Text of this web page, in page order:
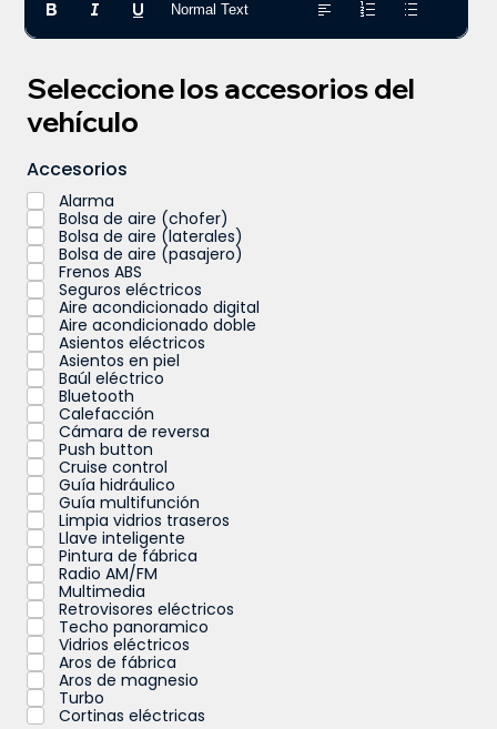
Normal Text
Seleccione los accesorios del
vehículo
Accesorios
Alarma
Bolsa de aire (chofer)
Bolsa de aire (laterales)
Bolsa de aire (pasajero)
Frenos ABS
Seguros eléctricos
Aire acondicionado digital
Aire acondicionado doble
Asientos eléctricos
Asientos en piel
Baúl eléctrico
Bluetooth
Calefacción
Cámara de reversa
Push button
Cruise control
Guía hidráulico
Guía multifunción
Limpia vidrios traseros
Llave inteligente
Pintura de fábrica
Radio AM/FM
Multimedia
Retrovisores eléctricos
Techo panoramico
Vidrios eléctricos
Aros de fábrica
Aros de magnesio
Turbo
Cortinas eléctricas